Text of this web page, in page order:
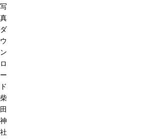
写
真
ダ
ウ
ン
ロ
ー
ド
柴
田
神
社